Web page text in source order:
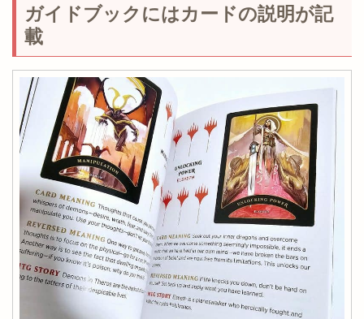
ガイドブックにはカードの説明が記
載